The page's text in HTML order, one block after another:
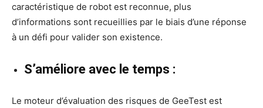
caractéristique de robot est reconnue, plus
d’informations sont recueillies par le biais d’une réponse
à un défi pour valider son existence.
S’améliore avec le temps :
Le moteur d’évaluation des risques de GeeTest est